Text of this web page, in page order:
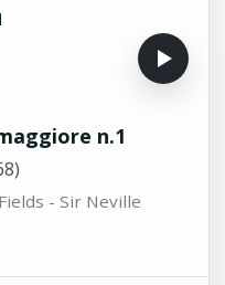
n.1
- Sir Neville